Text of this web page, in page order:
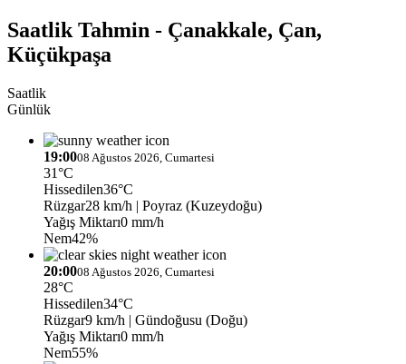
Saatlik Tahmin - Çanakkale, Çan,
Küçükpaşa
Saatlik
Günlük
19:0008 Ağustos 2026, Cumartesi
31°C
Hissedilen36°C
Rüzgar28 km/h | Poyraz (Kuzeydoğu)
Yağış Miktarı0 mm/h
Nem42%
20:0008 Ağustos 2026, Cumartesi
28°C
Hissedilen34°C
Rüzgar9 km/h | Gündoğusu (Doğu)
Yağış Miktarı0 mm/h
Nem55%